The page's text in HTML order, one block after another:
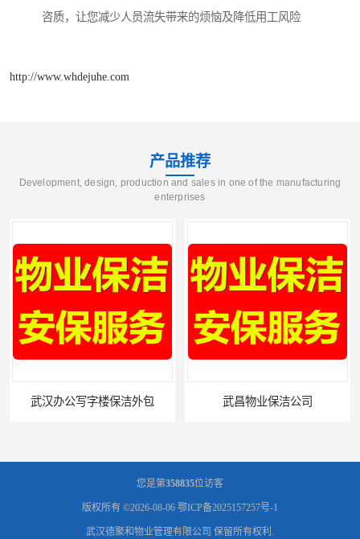
咨质，让您减少人员流失带来的烦恼及降低用工风险
http://www.whdejuhe.com
产品推荐
Development, design, production and sales in one of the manufacturing
enterprises
武汉办公写字楼保洁外包 武昌物业保洁公司
您是第358835位访客
版权所有 ©2026-08-06 鄂ICP备2025157257号-1
武汉德聚和物业管理有限公司 保留所有权利.